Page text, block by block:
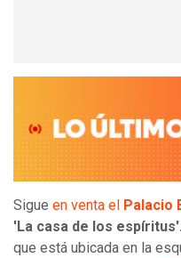
Sigue en venta el Palacio
'La casa de los espíritus'.
que está ubicada en la